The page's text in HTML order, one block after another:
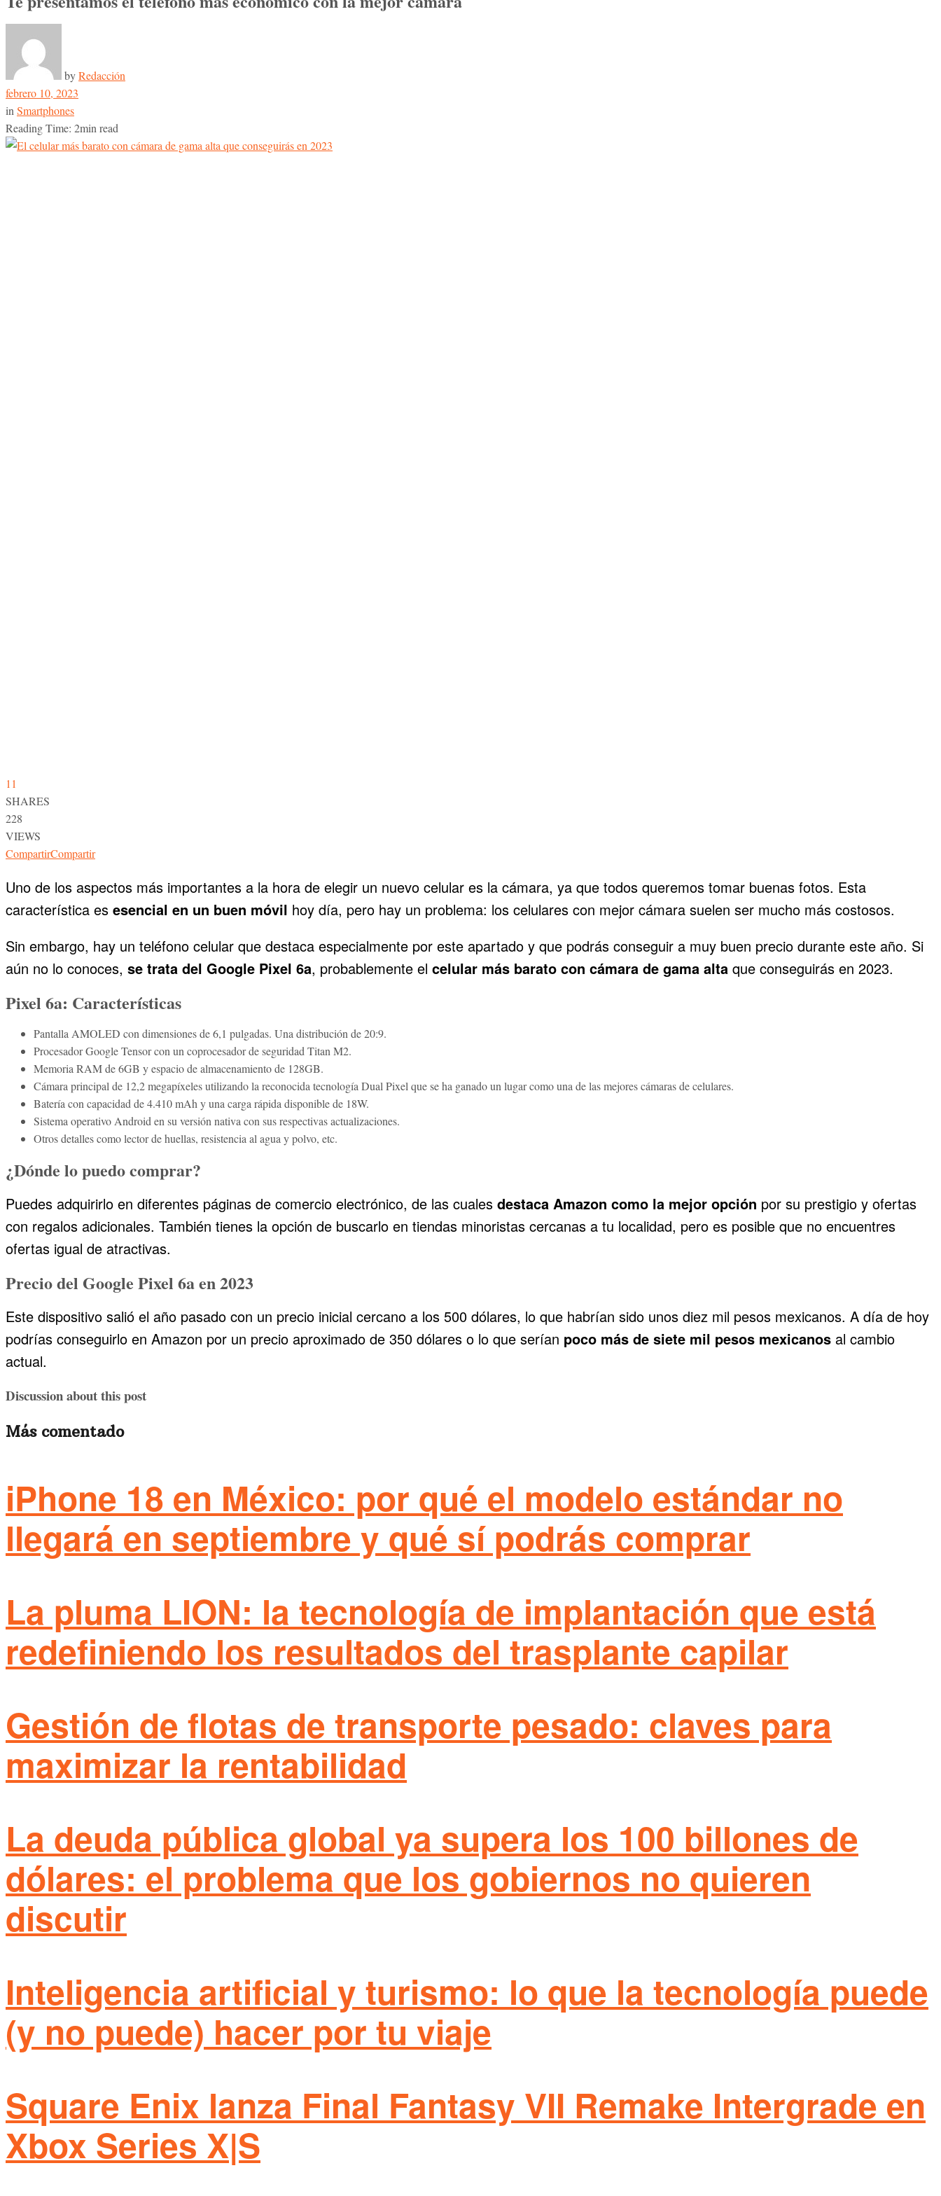
byRedacción
febrero 10, 2023
inSmartphones
Reading Time: 2min read
11
SHARES
228
VIEWS
CompartirCompartir
Uno de los aspectos más importantes a la hora de elegir un nuevo celular es la cámara, ya que todos queremos tomar buenas fotos. Esta
característica es esencial en un buen móvil hoy día, pero hay un problema: los celulares con mejor cámara suelen ser mucho más costosos.
Sin embargo, hay un teléfono celular que destaca especialmente por este apartado y que podrás conseguir a muy buen precio durante este año. Si
aún no lo conoces, se trata del Google Pixel 6a, probablemente el celular más barato con cámara de gama alta que conseguirás en 2023.
Pixel 6a: Características
Pantalla AMOLED con dimensiones de 6,1 pulgadas. Una distribución de 20:9.
Procesador Google Tensor con un coprocesador de seguridad Titan M2.
Memoria RAM de 6GB y espacio de almacenamiento de 128GB.
Cámara principal de 12,2 megapíxeles utilizando la reconocida tecnología Dual Pixel que se ha ganado un lugar como una de las mejores cámaras de celulares.
Batería con capacidad de 4.410 mAh y una carga rápida disponible de 18W.
Sistema operativo Android en su versión nativa con sus respectivas actualizaciones.
Otros detalles como lector de huellas, resistencia al agua y polvo, etc.
¿Dónde lo puedo comprar?
Puedes adquirirlo en diferentes páginas de comercio electrónico, de las cuales destaca Amazon como la mejor opción por su prestigio y ofertas
con regalos adicionales. También tienes la opción de buscarlo en tiendas minoristas cercanas a tu localidad, pero es posible que no encuentres
ofertas igual de atractivas.
Precio del Google Pixel 6a en 2023
Este dispositivo salió el año pasado con un precio inicial cercano a los 500 dólares, lo que habrían sido unos diez mil pesos mexicanos. A día de hoy
podrías conseguirlo en Amazon por un precio aproximado de 350 dólares o lo que serían poco más de siete mil pesos mexicanos al cambio
actual.
Discussion about this post
Más comentado
iPhone 18 en México: por qué el modelo estándar no
llegará en septiembre y qué sí podrás comprar
La pluma LION: la tecnología de implantación que está
redefiniendo los resultados del trasplante capilar
Gestión de flotas de transporte pesado: claves para
maximizar la rentabilidad
La deuda pública global ya supera los 100 billones de
dólares: el problema que los gobiernos no quieren
discutir
Inteligencia artificial y turismo: lo que la tecnología puede
(y no puede) hacer por tu viaje
Square Enix lanza Final Fantasy VII Remake Intergrade en
Xbox Series X|S